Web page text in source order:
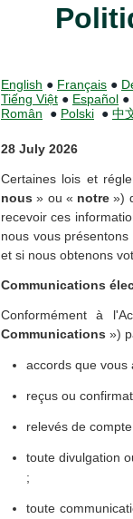
English ● Français ●
Tiếng Việt ● Español ●
Român ● Polski ● 中
28 July 2026
Certaines lois et
nous » ou « notre »)
recevoir ces
nous vous
et si nous obtenons
Communications
Conformément à
Communications »)
accords que vous
reçus ou
relevés de
toute divulgation
;
toute